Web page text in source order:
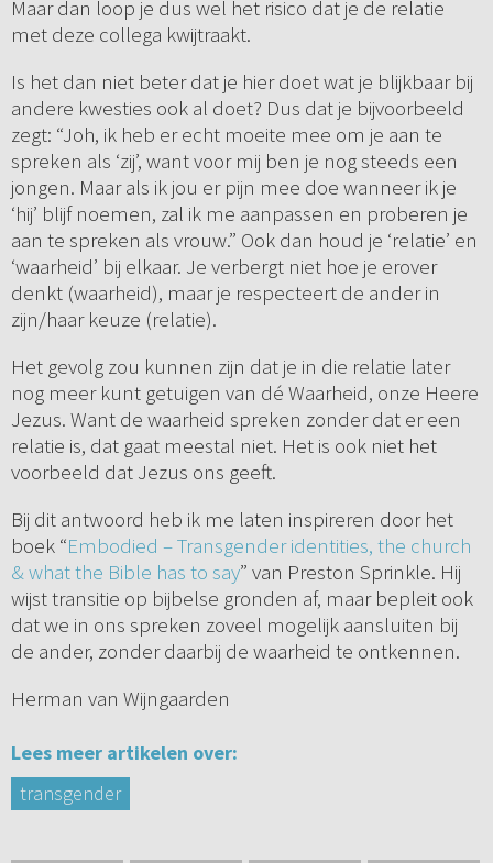
Maar dan loop je dus wel het risico dat je de relatie
met deze collega kwijtraakt.
Is het dan niet beter dat je hier doet wat je blijkbaar bij
andere kwesties ook al doet? Dus dat je bijvoorbeeld
zegt: “Joh, ik heb er echt moeite mee om je aan te
spreken als ‘zij’, want voor mij ben je nog steeds een
jongen. Maar als ik jou er pijn mee doe wanneer ik je
‘hij’ blijf noemen, zal ik me aanpassen en proberen je
aan te spreken als vrouw.” Ook dan houd je ‘relatie’ en
‘waarheid’ bij elkaar. Je verbergt niet hoe je erover
denkt (waarheid), maar je respecteert de ander in
zijn/haar keuze (relatie).
Het gevolg zou kunnen zijn dat je in die relatie later
nog meer kunt getuigen van dé Waarheid, onze Heere
Jezus. Want de waarheid spreken zonder dat er een
relatie is, dat gaat meestal niet. Het is ook niet het
voorbeeld dat Jezus ons geeft.
Bij dit antwoord heb ik me laten inspireren door het
boek “Embodied – Transgender identities, the church
& what the Bible has to say” van Preston Sprinkle. Hij
wijst transitie op bijbelse gronden af, maar bepleit ook
dat we in ons spreken zoveel mogelijk aansluiten bij
de ander, zonder daarbij de waarheid te ontkennen.
Herman van Wijngaarden
Lees meer artikelen over:
transgender